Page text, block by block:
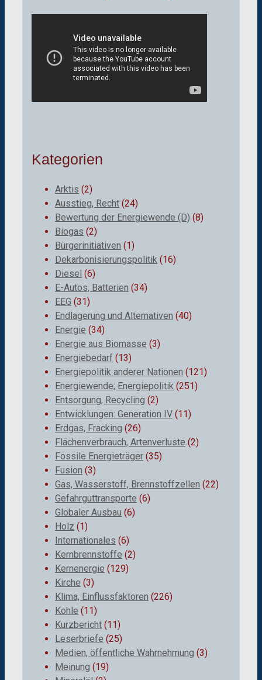
Kategorien
Arktis (2)
Ausstieg, Recht (24)
Bewertung der Energiewende (D) (8)
Biogas (2)
Bürgerinitiativen (1)
Dekarbonisierungspolitik (16)
Diesel (6)
E-Autos, Batterien (34)
EEG (31)
Endlagerung und Alternativen (40)
Energie (34)
Energie aus Biomasse (3)
Energiebedarf (13)
Energiepolitik anderer Nationen (121)
Energiewende; Energiepolitik (251)
Entsorgung, Recycling (2)
Entwicklungen: Generation IV (11)
Erdgas, Fracking (26)
Flächenverbrauch, Artenverluste (2)
Fossile Energieträger (35)
Fusion (3)
Gas, Wasserstoff, Brennstoffzellen (22)
Gefahrguttransporte (6)
Globaler Ausbau (6)
Holz (1)
Internationales (6)
Kernbrennstoffe (2)
Kernenergie (129)
Kirche (3)
Klima, Einflussfaktoren (226)
Kohle (11)
Kurzbericht (11)
Leserbriefe (25)
Medien, öffentliche Wahrnehmung (3)
Meinung (19)